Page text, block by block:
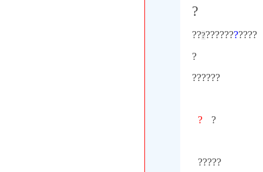
?
??????????????
?
??????
? ?
?????